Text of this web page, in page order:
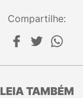
Compartilhe:
LEIA TAMBÉM